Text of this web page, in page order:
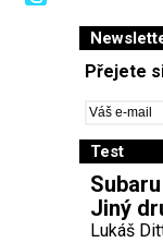
Přejete
Test
Jiný
Lukáš